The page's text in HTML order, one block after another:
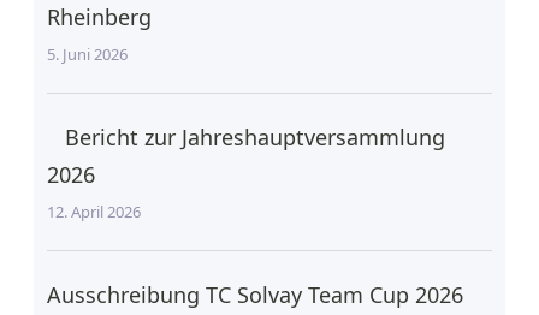
Rheinberg
5. Juni 2026
Bericht zur Jahreshauptversammlung
2026
12. April 2026
Ausschreibung TC Solvay Team Cup 2026